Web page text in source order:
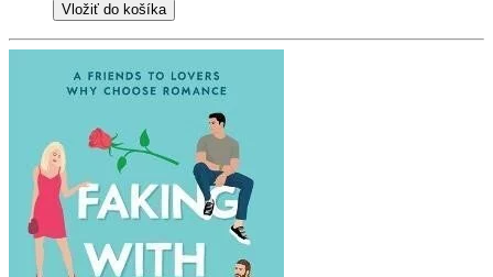
Vložiť do košíka